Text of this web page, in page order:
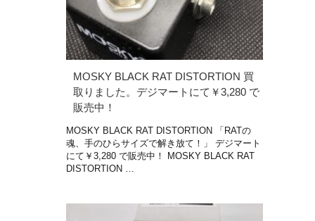
MOSKY BLACK RAT DISTORTION 買
取りました。デジマートにて￥3,280 で
販売中！
MOSKY BLACK RAT DISTORTION 「RATの
魂、手のひらサイズで解き放て！」 デジマート
にて￥3,280 で販売中！ MOSKY BLACK RAT
DISTORTION …